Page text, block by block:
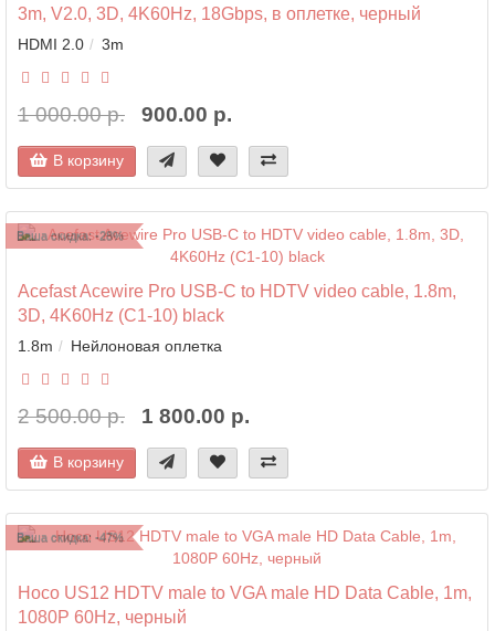
3m, V2.0, 3D, 4K60Hz, 18Gbps, в оплетке, черный
HDMI 2.0 3m
1 000.00 р. 900.00 р.
В корзину
Ваша скидка: -28%
Acefast Acewire Pro USB-C to HDTV video cable, 1.8m,
3D, 4K60Hz (C1-10) black
1.8m Нейлоновая оплетка
2 500.00 р. 1 800.00 р.
В корзину
Ваша скидка: -47%
Hoco US12 HDTV male to VGA male HD Data Cable, 1m,
1080P 60Hz, черный